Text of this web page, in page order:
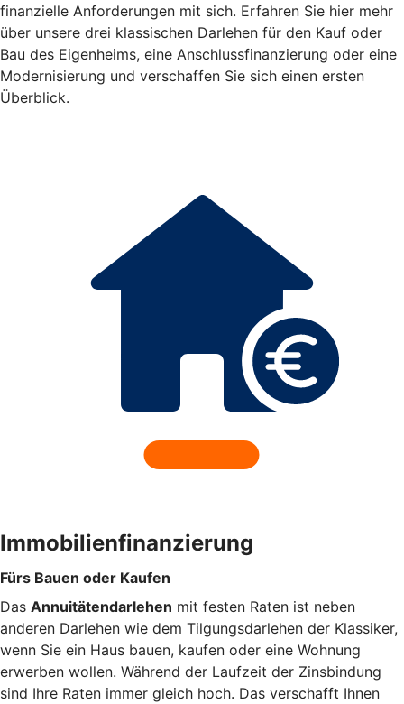
finanzielle Anforderungen mit sich. Erfahren Sie hier mehr
über unsere drei klassischen Darlehen für den Kauf oder
Bau des Eigenheims, eine Anschlussfinanzierung oder eine
Modernisierung und verschaffen Sie sich einen ersten
Überblick.
Immobilienfinanzierung
Fürs Bauen oder Kaufen
Das Annuitätendarlehen mit festen Raten ist neben
anderen Darlehen wie dem Tilgungsdarlehen der Klassiker,
wenn Sie ein Haus bauen, kaufen oder eine Wohnung
erwerben wollen. Während der Laufzeit der Zinsbindung
sind Ihre Raten immer gleich hoch. Das verschafft Ihnen